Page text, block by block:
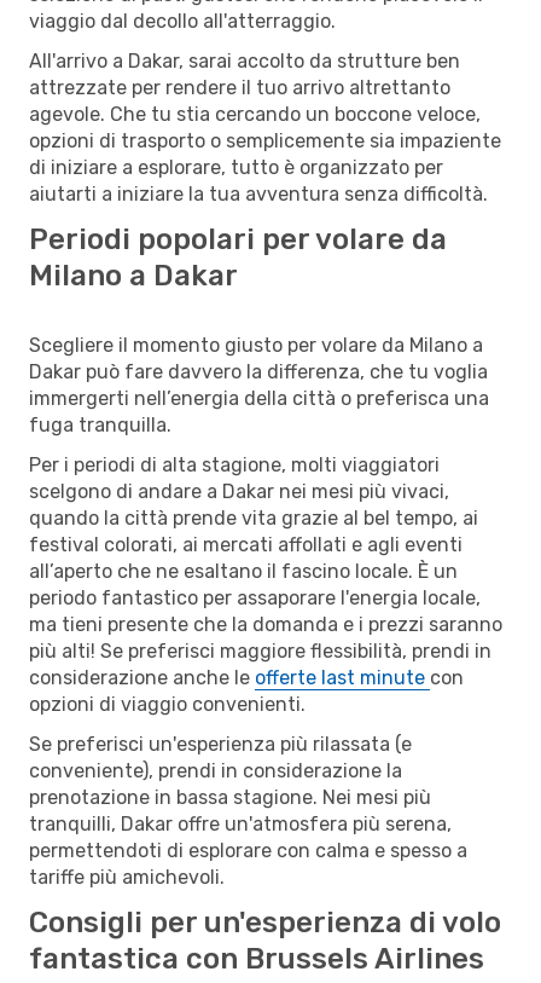
viaggio dal decollo all'atterraggio.
All'arrivo a Dakar, sarai accolto da strutture ben
attrezzate per rendere il tuo arrivo altrettanto
agevole. Che tu stia cercando un boccone veloce,
opzioni di trasporto o semplicemente sia impaziente
di iniziare a esplorare, tutto è organizzato per
aiutarti a iniziare la tua avventura senza difficoltà.
Periodi popolari per volare da
Milano a Dakar
Scegliere il momento giusto per volare da Milano a
Dakar può fare davvero la differenza, che tu voglia
immergerti nell’energia della città o preferisca una
fuga tranquilla.
Per i periodi di alta stagione, molti viaggiatori
scelgono di andare a Dakar nei mesi più vivaci,
quando la città prende vita grazie al bel tempo, ai
festival colorati, ai mercati affollati e agli eventi
all’aperto che ne esaltano il fascino locale. È un
periodo fantastico per assaporare l'energia locale,
ma tieni presente che la domanda e i prezzi saranno
più alti! Se preferisci maggiore flessibilità, prendi in
considerazione anche le offerte last minute con
opzioni di viaggio convenienti.
Se preferisci un'esperienza più rilassata (e
conveniente), prendi in considerazione la
prenotazione in bassa stagione. Nei mesi più
tranquilli, Dakar offre un'atmosfera più serena,
permettendoti di esplorare con calma e spesso a
tariffe più amichevoli.
Consigli per un'esperienza di volo
fantastica con Brussels Airlines